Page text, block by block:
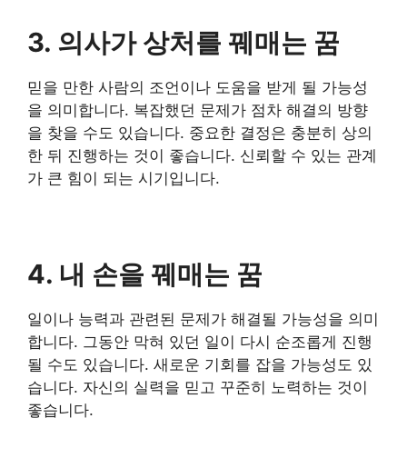
3. 의사가 상처를 꿰매는 꿈
믿을 만한 사람의 조언이나 도움을 받게 될 가능성
을 의미합니다. 복잡했던 문제가 점차 해결의 방향
을 찾을 수도 있습니다. 중요한 결정은 충분히 상의
한 뒤 진행하는 것이 좋습니다. 신뢰할 수 있는 관계
가 큰 힘이 되는 시기입니다.
4. 내 손을 꿰매는 꿈
일이나 능력과 관련된 문제가 해결될 가능성을 의미
합니다. 그동안 막혀 있던 일이 다시 순조롭게 진행
될 수도 있습니다. 새로운 기회를 잡을 가능성도 있
습니다. 자신의 실력을 믿고 꾸준히 노력하는 것이
좋습니다.